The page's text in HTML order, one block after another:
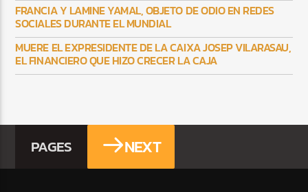
FRANCIA Y LAMINE YAMAL, OBJETO DE ODIO EN REDES
SOCIALES DURANTE EL MUNDIAL
MUERE EL EXPRESIDENTE DE LA CAIXA JOSEP VILARASAU,
EL FINANCIERO QUE HIZO CRECER LA CAJA
PAGES NEXT